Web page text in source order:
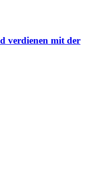
verdienen mit der